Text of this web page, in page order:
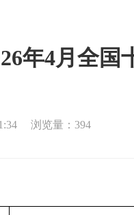
年4月全国
浏览量：394